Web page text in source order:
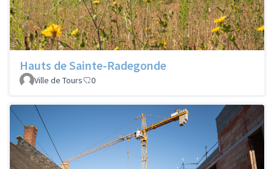
Hauts de Sainte-Radegonde
Ville de Tours 0